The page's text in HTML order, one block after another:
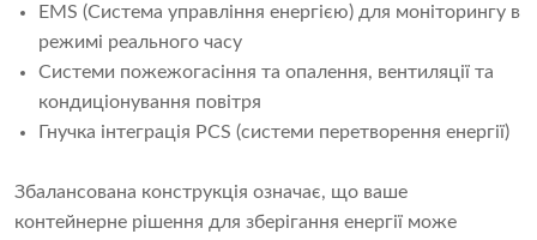
EMS (Система управління енергією) для моніторингу в
режимі реального часу
Системи пожежогасіння та опалення, вентиляції та
кондиціонування повітря
Гнучка інтеграція PCS (системи перетворення енергії)
Збалансована конструкція означає, що ваше
контейнерне рішення для зберігання енергії може